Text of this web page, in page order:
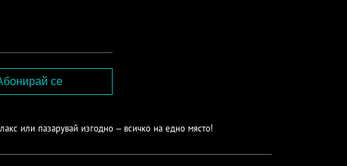
или пазарувай изгодно – всичко на едно място!